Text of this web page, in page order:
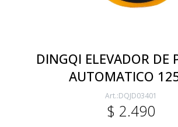
DINGQI ELEVADOR DE
AUTOMATICO
DQJD03401
$ 2.490
Herramientas Eléctrica y Batería